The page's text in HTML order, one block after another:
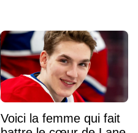
Voici la femme qui fait